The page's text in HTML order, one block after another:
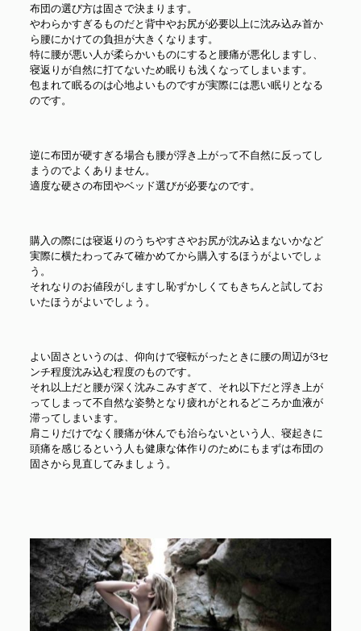
布団の選び方は固さで決まります。
やわらかすぎるものだと背中やお尻が必要以上に沈み込み首か
ら腰にかけての負担が大きくなります。
特に腰が悪い人が柔らかいものにすると腰痛が悪化しますし、
寝返りが自然に打てないため眠りも浅くなってしまいます。
包まれて眠るのは心地よいものですが実際には悪い眠りとなる
のです。
逆に布団が硬すぎる場合も腰が浮き上がって不自然に反ってし
まうのでよくありません。
適度な硬さの布団やベッド選びが必要なのです。
購入の際には寝返りのうちやすさやお尻が沈み込まないかなど
実際に横たわってみて確かめてから購入するほうがよいでしょ
う。
それなりのお値段がしますし恥ずかしくてもきちんと試してお
いたほうがよいでしょう。
よい固さというのは、仰向けで寝転がったときに腰の周辺が3セ
ンチ程度沈み込む程度のものです。
それ以上だと腰が深く沈みこみすぎて、それ以下だと浮き上が
ってしまって不自然な姿勢となり疲れがとれるどころか血液が
滞ってしまいます。
肩こりだけでなく腰痛が休んでも治らないという人、寝起きに
頭痛を感じるという人も健康な体作りのためにもまずは布団の
固さから見直してみましょう。